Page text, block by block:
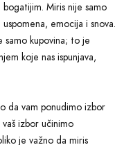
Miris nije samo
emocija i snova.
samo kupovina; to je
koje nas ispunjava,
da vam ponudimo izbor
izbor učinimo
je važno da miris